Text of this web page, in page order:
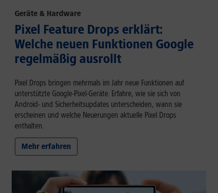
Geräte & Hardware
Pixel Feature Drops erklärt:
Welche neuen Funktionen Google
regelmäßig ausrollt
Pixel Drops bringen mehrmals im Jahr neue Funktionen auf
unterstützte Google-Pixel-Geräte. Erfahre, wie sie sich von
Android- und Sicherheitsupdates unterscheiden, wann sie
erscheinen und welche Neuerungen aktuelle Pixel Drops
enthalten.
Mehr erfahren